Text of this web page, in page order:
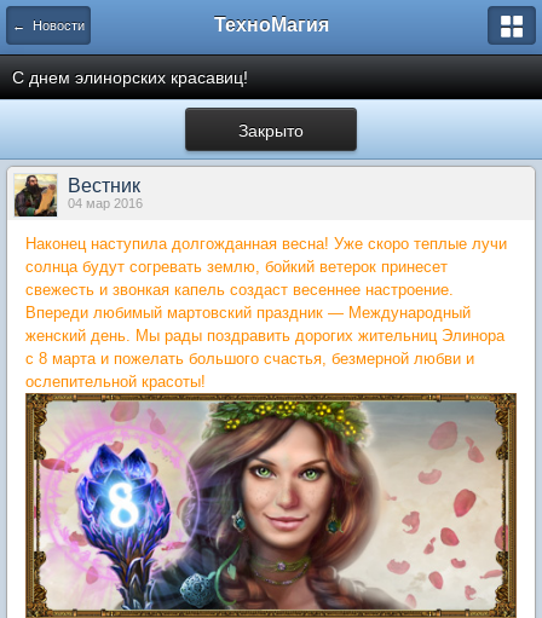
← Новости ТехноМагия
С днем элинорских красавиц!
Закрыто
Вестник
04 мар 2016
Наконец наступила долгожданная весна! Уже скоро теплые лучи
солнца будут согревать землю, бойкий ветерок принесет
свежесть и звонкая капель создаст весеннее настроение.
Впереди любимый мартовский праздник — Международный
женский день. Мы рады поздравить дорогих жительниц Элинора
с 8 марта и пожелать большого счастья, безмерной любви и
ослепительной красоты!